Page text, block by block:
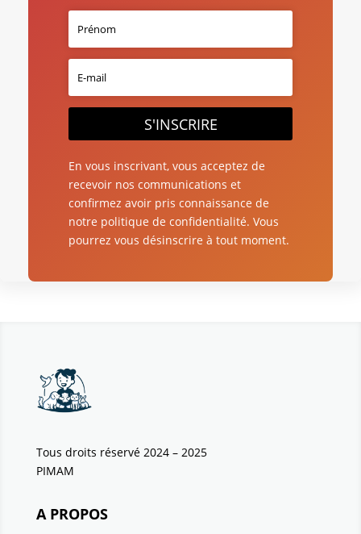
S'INSCRIRE
En vous inscrivant, vous acceptez de
recevoir nos communications et
confirmez avoir pris connaissance de
notre politique de confidentialité. Vous
pourrez vous désinscrire à tout moment.
Tous droits réservé 2024 – 2025
PIMAM
A PROPOS